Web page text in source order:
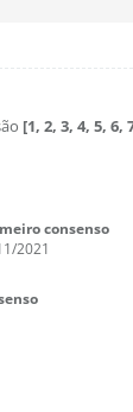
[1, 2, 3, 4, 5, 6,
consenso
2021